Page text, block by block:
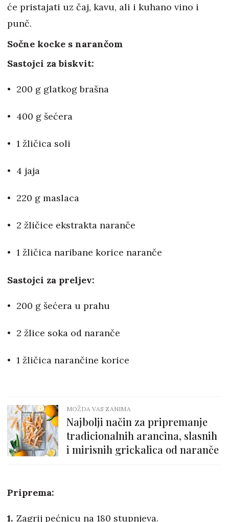
će pristajati uz čaj, kavu, ali i kuhano vino i
punč.
Sočne kocke s narančom
Sastojci za biskvit:
200 g glatkog brašna
400 g šećera
1 žličica soli
4 jaja
220 g maslaca
2 žličice ekstrakta naranče
1 žličica naribane korice naranče
Sastojci za preljev:
200 g šećera u prahu
2 žlice soka od naranče
1 žličica narančine korice
MOŽDA VAS ZANIMA
Najbolji način za pripremanje
tradicionalnih arancina, slasnih
i mirisnih grickalica od naranče
Priprema:
Zagrij pećnicu na 180 stupnjeva.